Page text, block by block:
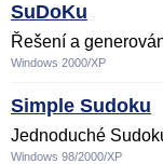
SuDoKu
Řešení a
Windows 2000/XP
Simple Sudoku
Jednoduché
Windows 98/2000/XP